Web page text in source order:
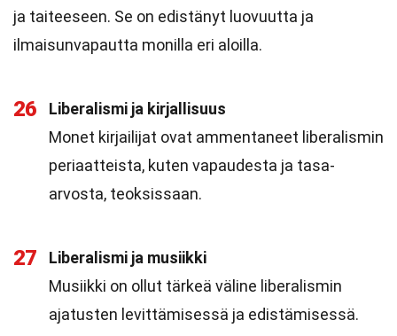
ja taiteeseen. Se on edistänyt luovuutta ja
ilmaisunvapautta monilla eri aloilla.
26
Liberalismi ja kirjallisuus
Monet kirjailijat ovat ammentaneet liberalismin
periaatteista, kuten vapaudesta ja tasa-
arvosta, teoksissaan.
27
Liberalismi ja musiikki
Musiikki on ollut tärkeä väline liberalismin
ajatusten levittämisessä ja edistämisessä.